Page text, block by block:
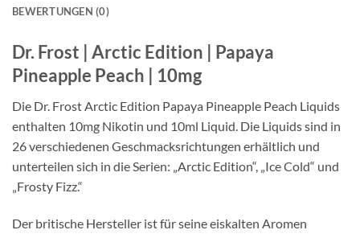
BEWERTUNGEN (0)
Dr. Frost | Arctic Edition | Papaya
Pineapple Peach | 10mg
Die Dr. Frost Arctic Edition Papaya Pineapple Peach Liquids
enthalten 10mg Nikotin und 10ml Liquid. Die Liquids sind in
26 verschiedenen Geschmacksrichtungen erhältlich und
unterteilen sich in die Serien: „Arctic Edition“, „Ice Cold“ und
„Frosty Fizz.“
Der britische Hersteller ist für seine eiskalten Aromen